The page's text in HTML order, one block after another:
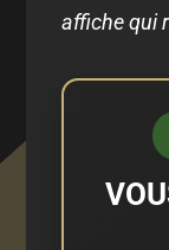
affiche qui